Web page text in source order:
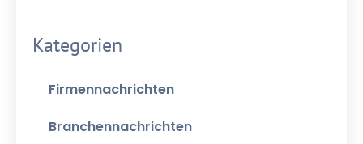
Kategorien
Firmennachrichten
Branchennachrichten